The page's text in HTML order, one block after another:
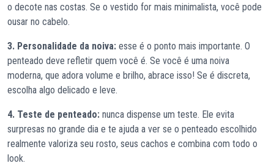
o decote nas costas. Se o vestido for mais minimalista, você pode
ousar no cabelo.
3. Personalidade da noiva: esse é o ponto mais importante. O
penteado deve refletir quem você é. Se você é uma noiva
moderna, que adora volume e brilho, abrace isso! Se é discreta,
escolha algo delicado e leve.
4. Teste de penteado: nunca dispense um teste. Ele evita
surpresas no grande dia e te ajuda a ver se o penteado escolhido
realmente valoriza seu rosto, seus cachos e combina com todo o
look.